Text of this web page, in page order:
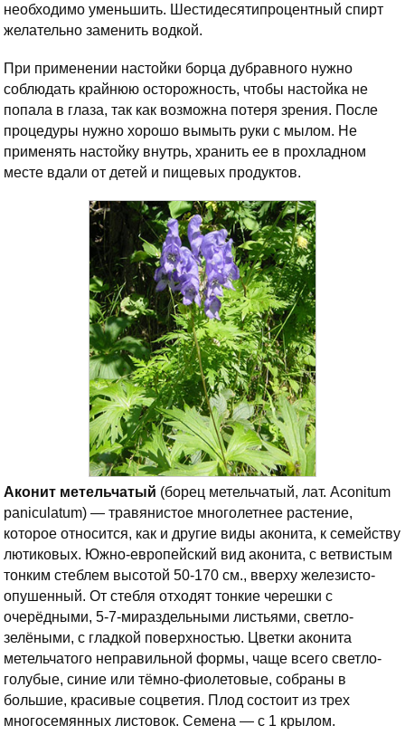
необходимо уменьшить. Шестидесятипроцентный спирт
желательно заменить водкой.
При применении настойки борца дубравного нужно
соблюдать крайнюю осторожность, чтобы настойка не
попала в глаза, так как возможна потеря зрения. После
процедуры нужно хорошо вымыть руки с мылом. Не
применять настойку внутрь, хранить ее в прохладном
месте вдали от детей и пищевых продуктов.
Аконит метельчатый (борец метельчатый, лат. Aconitum
paniculatum) — травянистое многолетнее растение,
которое относится, как и другие виды аконита, к семейству
лютиковых. Южно-европейский вид аконита, с ветвистым
тонким стеблем высотой 50-170 см., вверху железисто-
опушенный. От стебля отходят тонкие черешки с
очерёдными, 5-7-мираздельными листьями, светло-
зелёными, с гладкой поверхностью. Цветки аконита
метельчатого неправильной формы, чаще всего светло-
голубые, синие или тёмно-фиолетовые, собраны в
большие, красивые соцветия. Плод состоит из трех
многосемянных листовок. Семена — с 1 крылом.